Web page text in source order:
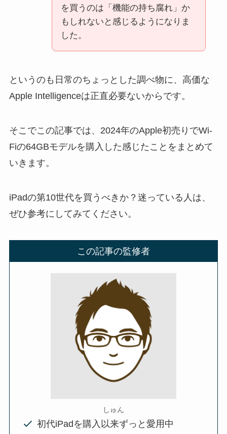
を買うのは「機能の持ち腐れ」か
もしれないと感じるようになりま
した。
というのも日常のちょっとした調べ物に、高価な
Apple Intelligenceは正直必要ないからです。
そこでこの記事では、2024年のApple初売りでWi-
Fiの64GBモデルを購入した感じたことをまとめて
いきます。
iPadの第10世代を買うべきか？迷っている人は、
ぜひ参考にしてみてください。
この記事の監修者
しゅん
初代iPadを購入以来ずっと愛用中